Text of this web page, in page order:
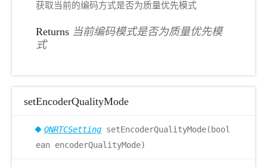
获取当前的编码方式是否为质量优先模式
Returns 当前编码模式是否为质量优先模
式
setEncoderQualityMode
QNRTCSetting setEncoderQualityMode(bool
ean encoderQualityMode)